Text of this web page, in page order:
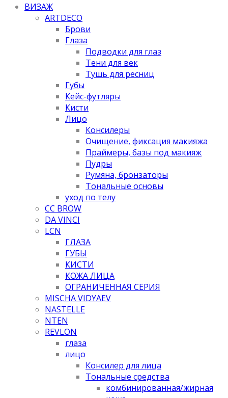
ВИЗАЖ
ARTDECO
Брови
Глаза
Подводки для глаз
Тени для век
Тушь для ресниц
Губы
Кейс-футляры
Кисти
Лицо
Консилеры
Очищение, фиксация макияжа
Праймеры, базы под макияж
Пудры
Румяна, бронзаторы
Тональные основы
уход по телу
CC BROW
DA VINCI
LCN
ГЛАЗА
ГУБЫ
КИСТИ
КОЖА ЛИЦА
ОГРАНИЧЕННАЯ СЕРИЯ
MISCHA VIDYAEV
NASTELLE
NTEN
REVLON
глаза
лицо
Консилер для лица
Тональные средства
комбинированная/жирная